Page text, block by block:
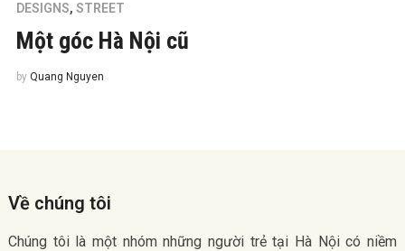
DESIGNS, STREET
Một góc Hà Nội cũ
by Quang Nguyen
Về chúng tôi
Chúng tôi là một nhóm những người trẻ tại Hà Nội có niềm